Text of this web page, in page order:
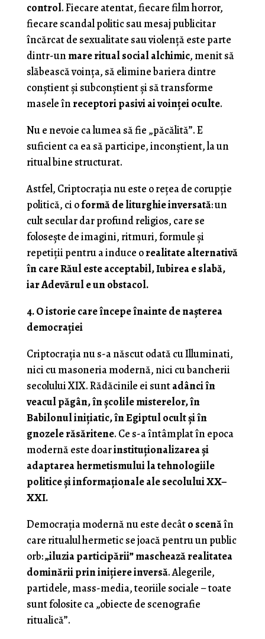
control. Fiecare atentat, fiecare film horror,
fiecare scandal politic sau mesaj publicitar
încărcat de sexualitate sau violență este parte
dintr-unmare ritual social alchimic, menit să
slăbească voința, să elimine bariera dintre
conștient și subconștient și să transforme
masele înreceptori pasivi ai voinței oculte.
Nu e nevoie ca lumea să fie „păcălită”. E
suficient ca ea să participe, inconștient, la un
ritual bine structurat.
Astfel, Criptocrația nu este o rețea de corupție
politică, ci oformă de liturghie inversată: un
cult secular dar profund religios, care se
folosește de imagini, ritmuri, formule și
repetiții pentru a induce orealitate alternativă
în care Răul este acceptabil, Iubirea e slabă,
iar Adevărul e un obstacol.
4. O istorie care începe înainte de nașterea
democrației
Criptocrația nu s-a născut odată cu Illuminati,
nici cu masoneria modernă, nici cu bancherii
secolului XIX. Rădăcinile ei suntadânci în
veacul păgân, în școlile misterelor, în
Babilonul inițiatic, în Egiptul ocult și în
gnozele răsăritene. Ce s-a întâmplat în epoca
modernă este doarinstituționalizarea și
adaptarea hermetismului la tehnologiile
politice și informaționale ale secolului XX–
XXI.
Democrația modernă nu este decâto scenăîn
care ritualul hermetic se joacă pentru un public
orb:„iluzia participării” maschează realitatea
dominării prin inițiere inversă. Alegerile,
partidele, mass-media, teoriile sociale – toate
sunt folosite ca „obiecte de scenografie
ritualică”.